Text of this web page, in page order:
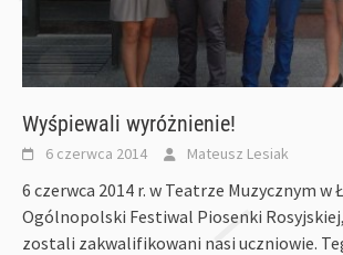
Wyśpiewali wyróżnienie!
6 czerwca 2014 Mateusz Lesiak
6 czerwca 2014 r. w Teatrze Muzycznym w
Ogólnopolski Festiwal Piosenki
zostali zakwalifikowani nasi uczniowie.